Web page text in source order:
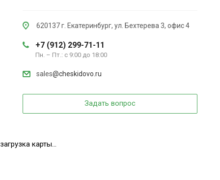
620137 г. Екатеринбург, ул. Бехтерева 3, офис 4
+7 (912) 299-71-11
Пн. – Пт.: с 9:00 до 18:00
sales@cheskidovo.ru
Задать вопрос
загрузка карты...